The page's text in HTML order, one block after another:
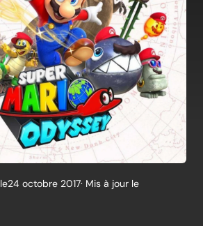
24 octobre 2017· Mis à jour le